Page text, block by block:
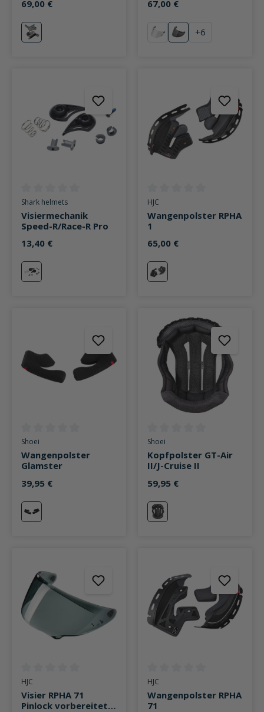
69,00 €
neutral
67,00 €
klar stark getönt
+6
Durchschnittliche Bewertung von 0 von 5 Sternen
Shark helmets
Visiermechanik
Speed-R/Race-R Pro
13,40 €
neutral
Durchschnittliche Bewertung
HJC
Wangenpolster RPHA
1
65,00 €
neutral
Durchschnittliche Bewertung von 0 von 5 Sternen
Shoei
Wangenpolster
Glamster
39,95 €
neutral
Durchschnittliche Bewertung
Shoei
Kopfpolster GT-Air
II/J-Cruise II
59,95 €
neutral
Durchschnittliche Bewertung von 0 von 5 Sternen
HJC
Visier RPHA 71
Pinlock vorbereitet
Durchschnittliche Bewertung
HJC
Wangenpolster RPHA
71